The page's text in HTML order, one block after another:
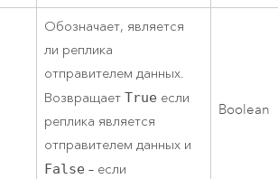
Обозначает, является
ли реплика
отправителем данных.
ВозвращаетTrue если
реплика является
отправителем данных и
False – если
Boolean